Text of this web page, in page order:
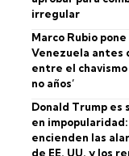
irregular
Marco Rubio
Venezuela antes
entre el chavismo
no años’
Donald Trump es
en
encienden las
de EE. UU. y los